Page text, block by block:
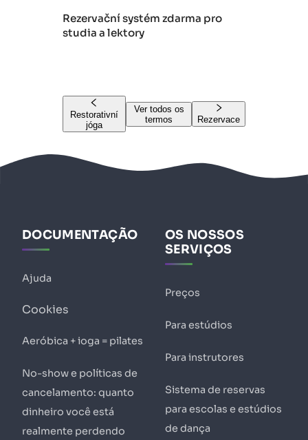
Rezervační systém zdarma pro
studia a lektory
Restorativní
jóga
Ver todos os
termos
Rezervace
DOCUMENTAÇÃO
Ajuda
Cookies
Aeróbica + ioga = pilates
No-show e políticas de
cancelamento: quanto
dinheiro você está
realmente perdendo
OS NOSSOS
SERVIÇOS
Preços
Para estúdios
Para instrutores
Sistema de reservas
para escolas e estúdios
de dança